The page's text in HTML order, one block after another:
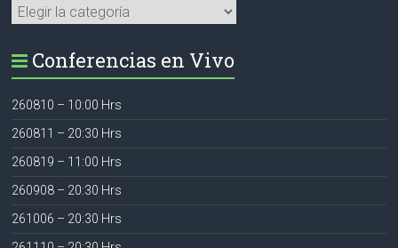
Categorías
Conferencias en Vivo
260810 – 10:00 Hrs
260811 – 20:30 Hrs
260819 – 11:00 Hrs
260908 – 20:30 Hrs
261006 – 20:30 Hrs